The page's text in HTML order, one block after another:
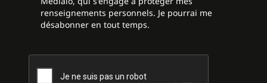
renseignements personnels. Je pourrai me
désabonner en tout temps.